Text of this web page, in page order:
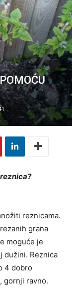
reznicama.
grana
moguće je
dužini. Reznica
4 dobro
gornji ravno.